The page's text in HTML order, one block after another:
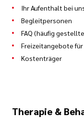
Ihr Aufenthalt bei
Begleitpersonen
FAQ (häufig
Freizeitangebote
Kostenträger
Therapie &